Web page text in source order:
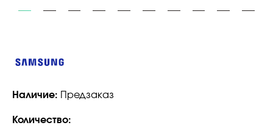
Наличие: Предзаказ
Количество: